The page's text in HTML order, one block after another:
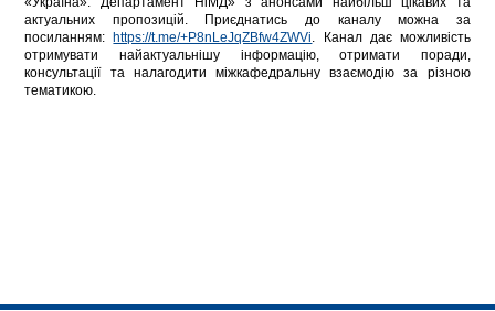
актуальних пропозицій. Приєднатись до каналу можна за
посиланням: https://t.me/+P8nLeJqZBfw4ZWVi. Канал дає можливість
отримувати найактуальнішу інформацію, отримати поради,
консультації та налагодити міжкафедральну взаємодію за різною
тематикою.